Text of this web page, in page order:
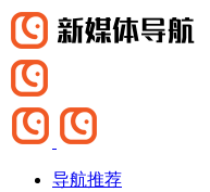
导航推荐